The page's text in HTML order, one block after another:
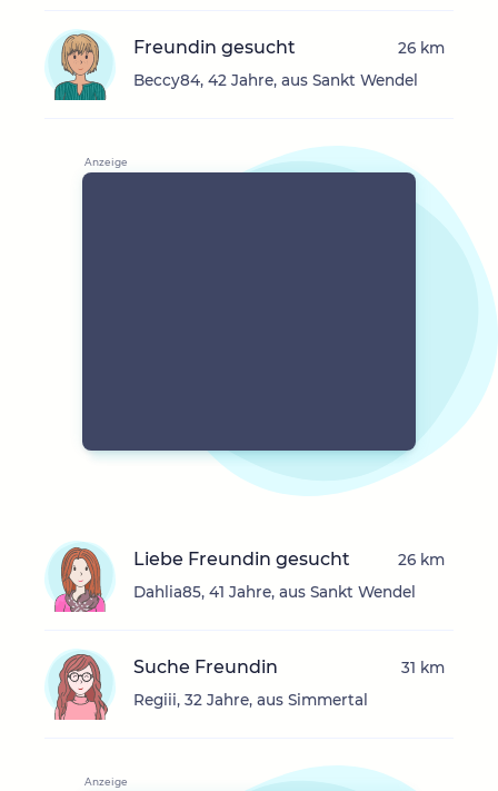
Freundin gesucht
Beccy84, 42 Jahre, aus Sankt Wendel
26 km
Liebe Freundin gesucht
Dahlia85, 41 Jahre, aus Sankt Wendel
26 km
Suche Freundin
Regiii, 32 Jahre, aus Simmertal
31 km